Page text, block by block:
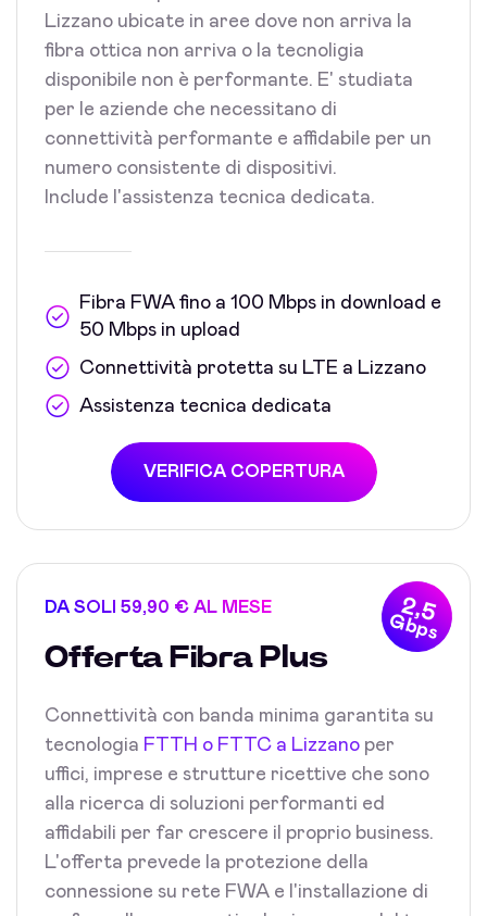
Lizzano ubicate in aree dove non arriva la
fibra ottica non arriva o la tecnoligia
disponibile non è performante. E' studiata
per le aziende che necessitano di
connettività performante e affidabile per un
numero consistente di dispositivi.
Include l'assistenza tecnica dedicata.
Fibra FWA fino a 100 Mbps in download e
50 Mbps in upload
Connettività protetta su LTE a Lizzano
Assistenza tecnica dedicata
VERIFICA COPERTURA
2,5
Gbps
DA SOLI 59,90 € AL MESE
Offerta Fibra Plus
Connettività con banda minima garantita su
tecnologia FTTH o FTTC a Lizzano per
uffici, imprese e strutture ricettive che sono
alla ricerca di soluzioni performanti ed
affidabili per far crescere il proprio business.
L'offerta prevede la protezione della
connessione su rete FWA e l'installazione di